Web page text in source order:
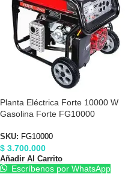
Planta Eléctrica Forte 10000 W
Gasolina Forte FG10000
SKU: FG10000
$ 3.700.000
Añadir Al Carrito
Escríbenos por WhatsApp